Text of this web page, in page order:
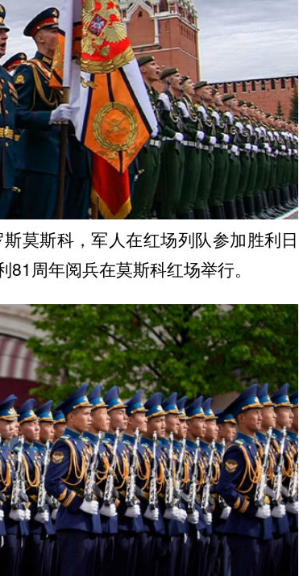
莫斯科，军人在红场列队参加胜利日
周年阅兵在莫斯科红场举行。